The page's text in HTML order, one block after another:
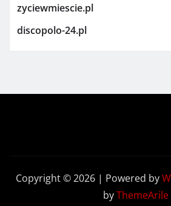
zyciewmiescie.pl
discopolo-24.pl
Copyright © 2026 | Powered by
byThemeArile